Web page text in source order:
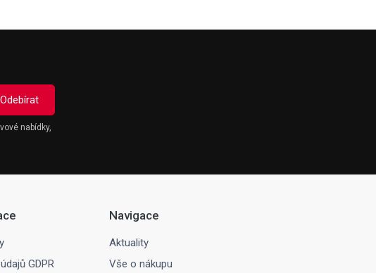
nabídky,
GDPR
Navigace
Aktuality
Vše o nákupu